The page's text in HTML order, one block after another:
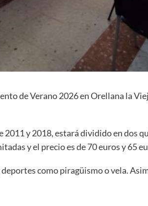
de Verano 2026 en Orellana la
y 2018, estará dividido en dos
y el precio es de 70 euros y 65
como piragüismo o vela.